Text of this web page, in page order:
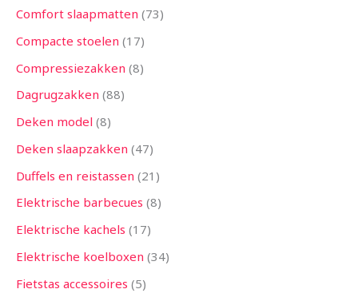
Comfort slaapmatten 73
Compacte stoelen 17
Compressiezakken 8
Dagrugzakken 88
Deken model 8
Deken slaapzakken 47
Duffels en reistassen 21
Elektrische barbecues 8
Elektrische kachels 17
Elektrische koelboxen 34
Fietstas accessoires 5